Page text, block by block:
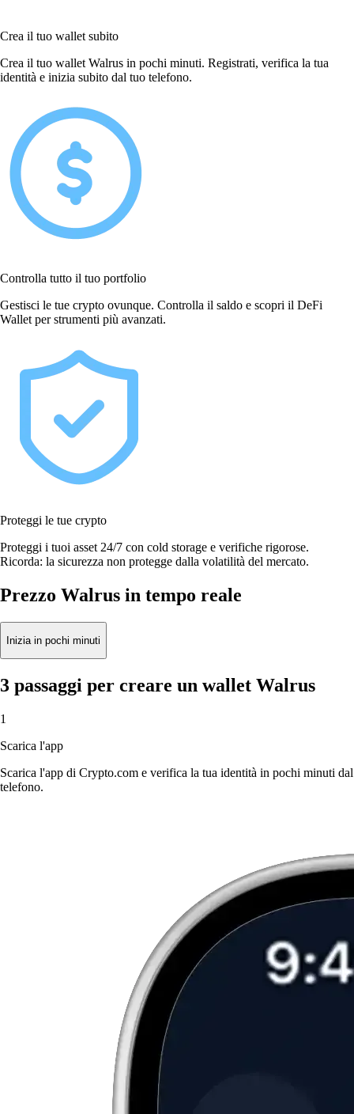
Crea il tuo wallet subito
Crea il tuo wallet Walrus in pochi minuti. Registrati, verifica la tua
identità e inizia subito dal tuo telefono.
Controlla tutto il tuo portfolio
Gestisci le tue crypto ovunque. Controlla il saldo e scopri il DeFi
Wallet per strumenti più avanzati.
Proteggi le tue crypto
Proteggi i tuoi asset 24/7 con cold storage e verifiche rigorose.
Ricorda: la sicurezza non protegge dalla volatilità del mercato.
Prezzo Walrus in tempo reale
Inizia in pochi minuti
3 passaggi per creare un wallet Walrus
1
Scarica l'app
Scarica l'app di Crypto.com e verifica la tua identità in pochi minuti dal
telefono.